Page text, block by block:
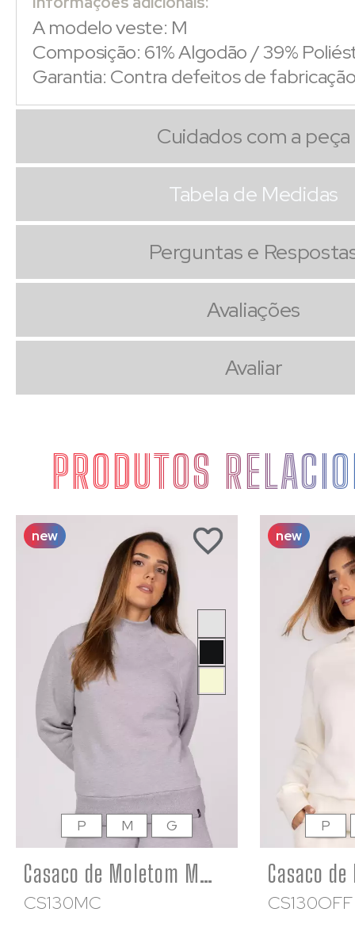
A modelo veste: M
Composição: 61% Algodão / 39%
Garantia: Contra defeitos de
Cuidados com a peça
Tabela de Medidas
Perguntas e
Avaliações
Avaliar
PRODUTOS
new
Casaco de Moletom Mescla Feminino Gola Canelada
CS130MC
P M G
new
CS130OFF
P